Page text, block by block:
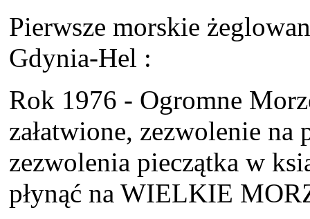
Pierwsze morskie
Gdynia-Hel :
Rok 1976 - Ogromne
załatwione, zezwolenie
zezwolenia pieczątka w
płynąć na WIELKIE